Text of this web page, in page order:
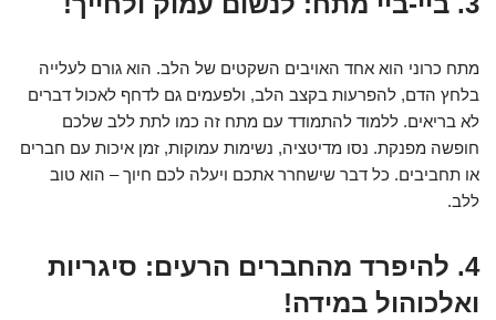
מתח כרוני הוא אחד האויבים השקטים של הלב. הוא גורם לעלייה
בלחץ הדם, להפרעות בקצב הלב, ולפעמים גם לדחף לאכול דברים
לא בריאים. ללמוד להתמודד עם מתח זה כמו לתת ללב שלכם
חופשה מפנקת. נסו מדיטציה, נשימות עמוקות, זמן איכות עם חברים
או תחביבים. כל דבר שישחרר אתכם ויעלה לכם חיוך – הוא טוב
ללב.
4. להיפרד מהחברים הרעים: סיגריות
ואלכוהול במידה!